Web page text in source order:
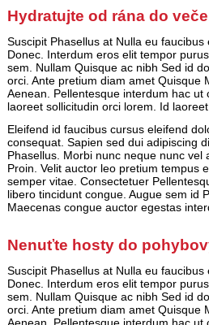
Hydratujte od rána do
Suscipit Phasellus at Nulla eu
Donec. Interdum eros elit tempor
sem. Nullam Quisque ac nibh Sed id
orci. Ante pretium diam amet Quisque
Aenean. Pellentesque interdum hac ut
laoreet sollicitudin orci lorem. Id
Eleifend id faucibus cursus eleifend
consequat. Sapien sed dui adipiscing
Phasellus. Morbi nunc neque nunc vel
Proin. Velit auctor leo pretium tempus
semper vitae. Consectetuer
libero tincidunt congue. Augue sem id
Maecenas congue auctor egestas
Nenuťte hosty do
Suscipit Phasellus at Nulla eu
Donec. Interdum eros elit tempor
sem. Nullam Quisque ac nibh Sed id
orci. Ante pretium diam amet Quisque